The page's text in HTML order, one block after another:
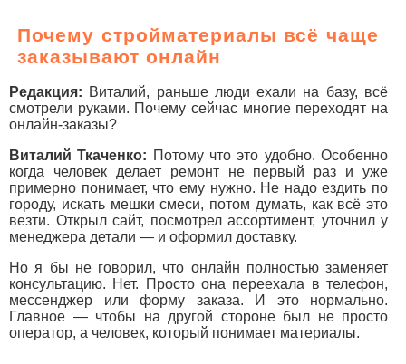
Почему стройматериалы всё чаще
заказывают онлайн
Редакция: Виталий, раньше люди ехали на базу, всё
смотрели руками. Почему сейчас многие переходят на
онлайн-заказы?
Виталий Ткаченко: Потому что это удобно. Особенно
когда человек делает ремонт не первый раз и уже
примерно понимает, что ему нужно. Не надо ездить по
городу, искать мешки смеси, потом думать, как всё это
везти. Открыл сайт, посмотрел ассортимент, уточнил у
менеджера детали — и оформил доставку.
Но я бы не говорил, что онлайн полностью заменяет
консультацию. Нет. Просто она переехала в телефон,
мессенджер или форму заказа. И это нормально.
Главное — чтобы на другой стороне был не просто
оператор, а человек, который понимает материалы.